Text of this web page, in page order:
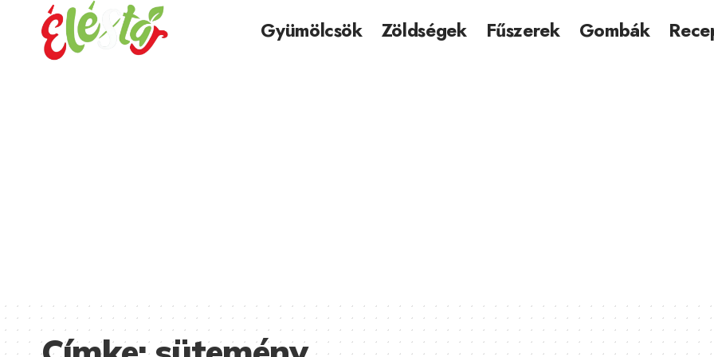
Gyümölcsök Zöldségek Fűszerek Gombák